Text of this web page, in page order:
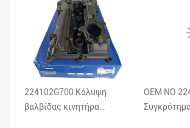
πολιτικήΠαρακαλώ πληρώστε
τελωνειακά τέλη.
224102G700 Κάλυψη
βαλβίδας κινητήρα
OEM NO